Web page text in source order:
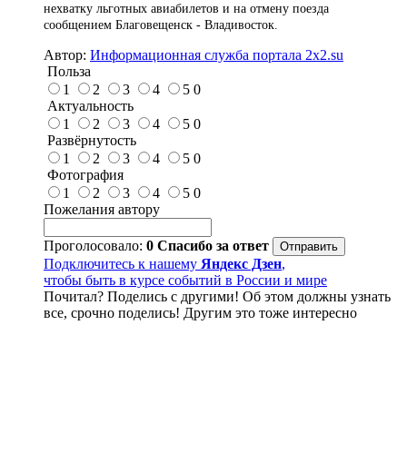
нехватку льготных авиабилетов и на отмену поезда
сообщением Благовещенск - Владивосток.
Автор: Информационная служба портала 2x2.su
Польза
1
2 3 4 5 0
Актуальность
1
2 3 4 5 0
Развёрнутость
1
2 3 4 5 0
Фотография
1
2 3 4 5 0
Пожелания автору
Проголосовало: 0 Спасибо за ответ
Подключитесь к нашему Яндекс Дзен,
чтобы быть в курсе событий в России и мире
Почитал? Поделись с другими! Об этом должны узнать
все, срочно поделись! Другим это тоже интересно